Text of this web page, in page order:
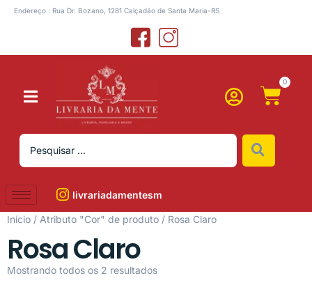
Endereço : Rua Dr. Bozano, 1281 Calçadão de Santa Maria-RS
0
livrariadamentesm
Início / Atributo "Cor" de produto / Rosa Claro
Rosa Claro
Mostrando todos os 2 resultados